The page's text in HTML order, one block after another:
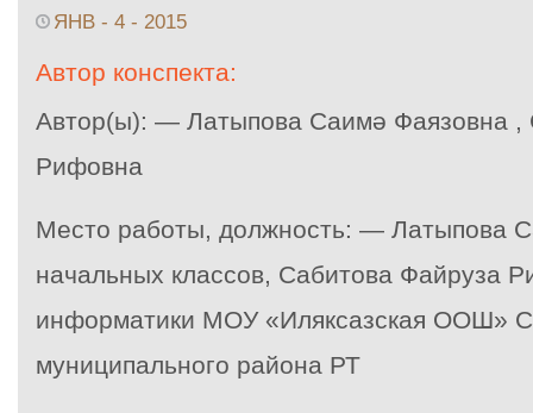
ЯНВ - 4 - 2015
Автор конспекта:
Автор(ы): — Латыпова Саимә Фаязовна ,
Рифовна
Место работы, должность: — Латыпова
начальных классов, Сабитова Файруза
информатики МОУ «Иляксазская ООШ»
муниципального района РТ